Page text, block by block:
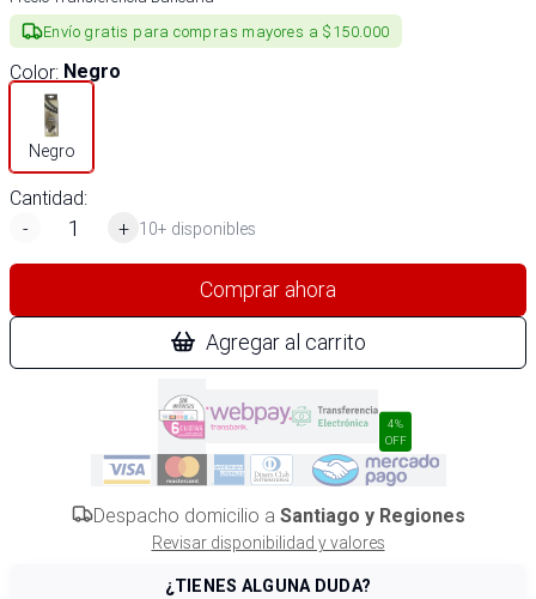
Envío gratis para compras mayores a $150.000
Color: Negro
Negro
Cantidad:
-
+ 10+ disponibles
Comprar ahora
Agregar al carrito
4%
OFF
Despacho domicilio a Santiago y Regiones
Revisar disponibilidad y valores
¿TIENES ALGUNA DUDA?